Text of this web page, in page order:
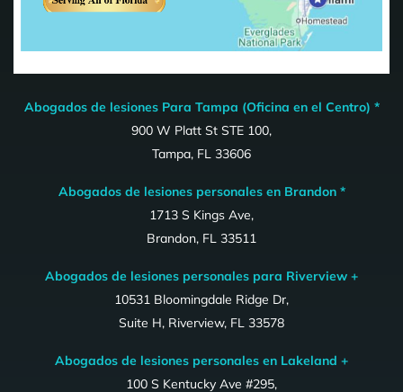
Abogados de lesiones Para Tampa (Oficina en el Centro) *
900 W Platt St STE 100,
Tampa, FL 33606
Abogados de lesiones personales en Brandon *
1713 S Kings Ave,
Brandon, FL 33511
Abogados de lesiones personales para Riverview +
10531 Bloomingdale Ridge Dr,
Suite H, Riverview, FL 33578
Abogados de lesiones personales en Lakeland +
100 S Kentucky Ave #295,